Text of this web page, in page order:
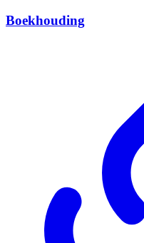
Boekhouding